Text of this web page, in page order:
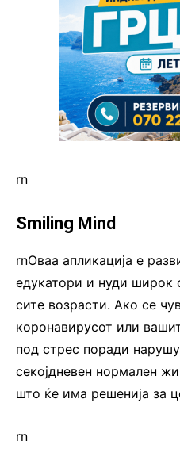
rn
Smiling Mind
rnOваа апликација e
едукатори и нуди широк
сите возрасти. Ако се
коронавирусот или
под стрес поради
секојдневен нормален
што ќе има решенија за
rn